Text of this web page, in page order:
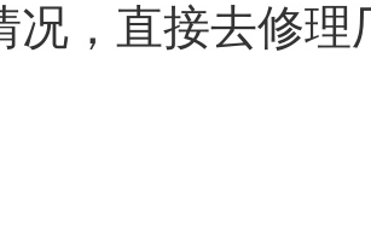
况，直接去修理